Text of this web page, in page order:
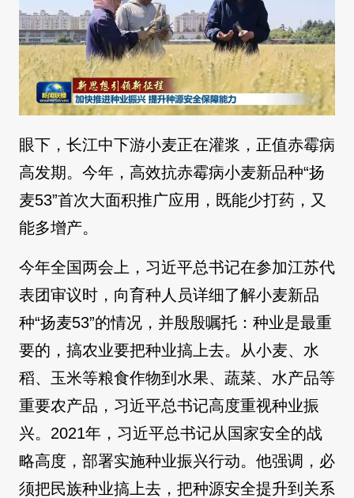
眼下，长江中下游小麦正在灌浆，正值赤霉病
高发期。今年，高效抗赤霉病小麦新品种“扬
麦53”首次大面积推广应用，既能少打药，又
能多增产。
今年全国两会上，习近平总书记在参加江苏代
表团审议时，向育种人员详细了解小麦新品
种“扬麦53”的情况，并殷殷嘱托：种业是最重
要的，搞农业要把种业搞上去。从小麦、水
稻、玉米等粮食作物到水果、蔬菜、水产品等
重要农产品，习近平总书记高度重视种业振
兴。2021年，习近平总书记从国家安全的战
略高度，部署实施种业振兴行动。他强调，必
须把民族种业搞上去，把种源安全提升到关系